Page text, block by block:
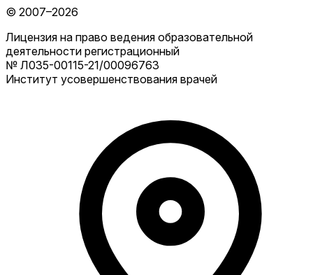
© 2007–2026
Лицензия на право ведения образовательной
деятельности регистрационный
№ Л035-00115-21/00096763
Институт усовершенствования врачей